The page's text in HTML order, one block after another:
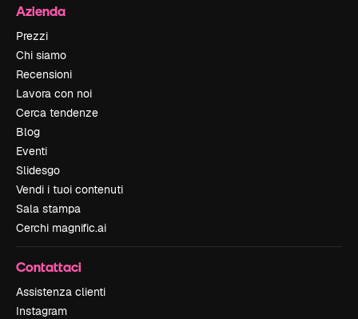
Azienda
Prezzi
Chi siamo
Recensioni
Lavora con noi
Cerca tendenze
Blog
Eventi
Slidesgo
Vendi i tuoi contenuti
Sala stampa
Cerchi magnific.ai
Contattaci
Assistenza clienti
Instagram